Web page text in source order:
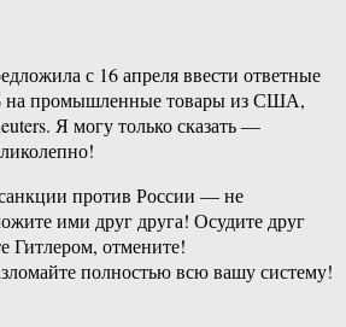
с 16 апреля ввести ответные
на промышленные товары из США,
Я могу только сказать —
против России — не
ими друг друга! Осудите друг
Гитлером, отмените!
полностью всю вашу систему!